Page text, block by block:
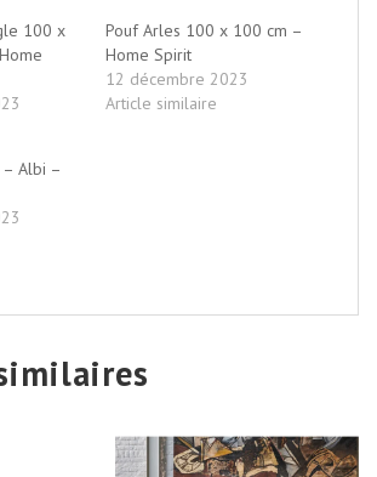
100 x
Pouf Arles 100 x 100 cm –
Home Spirit
12 décembre 2023
Article similaire
– Albi –